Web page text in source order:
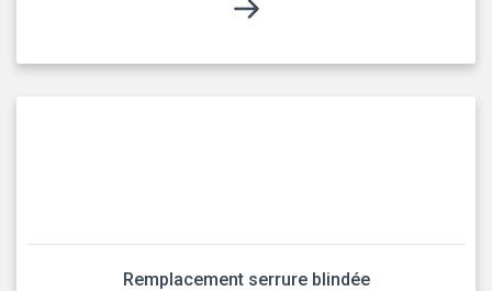
Remplacement serrure blindée